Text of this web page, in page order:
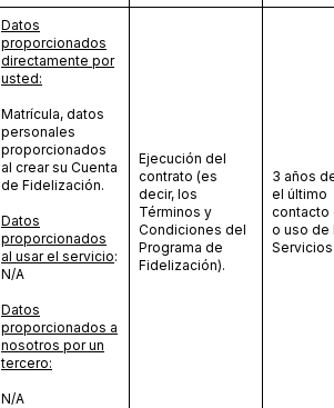
Datos
proporcionados
directamente por
usted:
Matrícula, datos
personales
proporcionados
al crear su Cuenta
de Fidelización.
Datos
proporcionados
al usar el servicio:
N/A
Datos
proporcionados a
nosotros por un
tercero:
N/A
Ejecución del
contrato (es
decir, los
Términos y
Condiciones del
Programa de
Fidelización).
3 años
el último
contacto
o uso de